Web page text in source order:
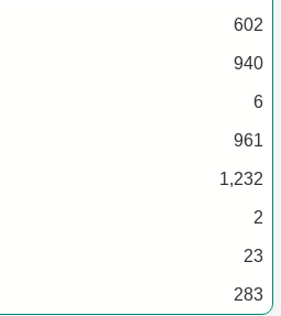
602
940
6
961
1,232
2
23
283